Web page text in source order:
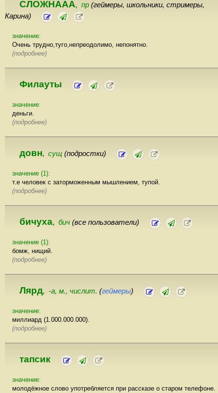
СЛОЖНААА, пр (геймеры, школьники, стримеры,
Карина)
значение:
Очень трудно,туго,непреодолимо, непонятно.
(подробнее)
Филауты
значение:
деньги.
(подробнее)
довн, сущ (подростки)
значение (1):
т.е человек с заторможенным мышлением, тупой.
(подробнее)
бичуха, бич (все пользователи)
значение (1):
бомж, нищий.
(подробнее)
Лярд, -а, м., числит. (геймеры)
значение:
миллиард (1.000.000.000).
(подробнее)
тапсик
значение:
молодёжное слово употребляется при рассказе о старом телефоне.